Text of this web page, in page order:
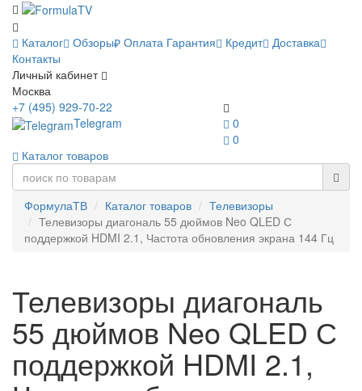
Каталог Обзоры Оплата Гарантия Кредит Доставка
Контакты
Личный кабинет
Москва
0
0
+7 (495) 929-70-22
Telegram
Каталог товаров
ФормулаТВ Каталог товаров
Телевизоры
Телевизоры диагональ 55 дюймов Neo QLED С
поддержкой HDMI 2.1, Частота обновления экрана 144 Гц
Телевизоры диагональ
55 дюймов Neo QLED С
поддержкой HDMI 2.1,